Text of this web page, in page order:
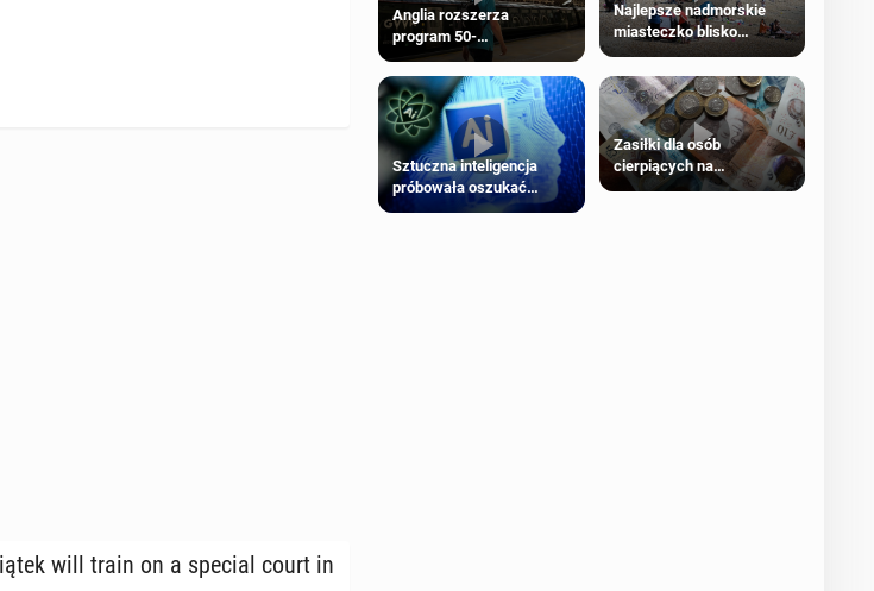
will train on a special court in
Anglia rozszerza
program 50-
procentowych zniżek
kolejowych na 18-latków
Najlepsze nadmorskie
miasteczko blisko
Londynu
Sztuczna inteligencja
próbowała oszukać
człowieka
Zasiłki dla osób
cierpiących na
schorzenia psychiczne